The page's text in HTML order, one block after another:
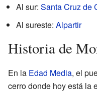
Al sur: Santa Cruz de
Al sureste: Alpartir
Historia de
En la Edad Media, el
cerro donde hoy está la